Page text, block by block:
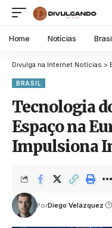
Home Notícias
Divulga na Internet Notícias >
BRASIL
Tecnologia
Espaço na
Impulsiona
PorDiego Velázquez